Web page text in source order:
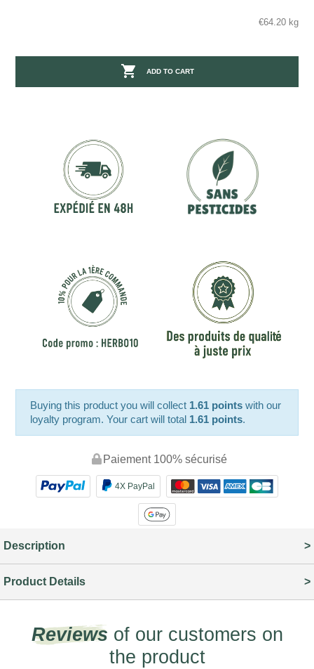
€64.20 kg
 ADD TO CART
Buying this product you will collect 1.61 points with our
loyalty program. Your cart will total 1.61 points.
Paiement 100% sécurisé
4X PayPal
Description
Product Details
Reviews of our customers on
the product